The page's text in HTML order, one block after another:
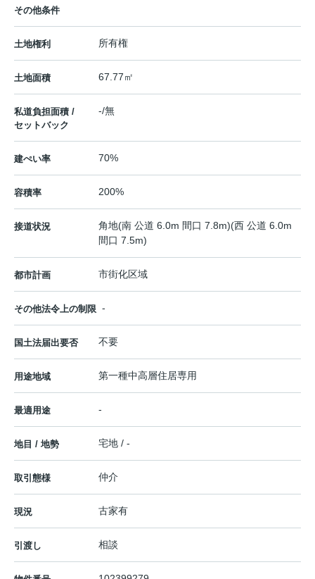
その他条件
土地権利 所有権
土地面積 67.77㎡
私道負担面積 /
セットバック
-/無
建ぺい率 70%
容積率 200%
接道状況
角地(南 公道 6.0m 間口 7.8m)(西 公道 6.0m
間口 7.5m)
都市計画 市街化区域
その他法令上の制限 -
国土法届出要否 不要
用途地域 第一種中高層住居専用
最適用途 -
地目 / 地勢 宅地 / -
取引態様 仲介
現況 古家有
引渡し 相談